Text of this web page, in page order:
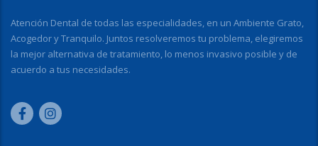
Atención Dental de todas las especialidades, en un Ambiente Grato,
Acogedor y Tranquilo. Juntos resolveremos tu problema, elegiremos
la mejor alternativa de tratamiento, lo menos invasivo posible y de
acuerdo a tus necesidades.